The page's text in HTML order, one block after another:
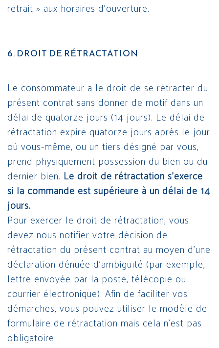
retrait » aux horaires d’ouverture.
6. DROIT DE RÉTRACTATION
Le consommateur a le droit de se rétracter du
présent contrat sans donner de motif dans un
délai de quatorze jours (14 jours). Le délai de
rétractation expire quatorze jours après le jour
où vous-même, ou un tiers désigné par vous,
prend physiquement possession du bien ou du
dernier bien. Le droit de rétractation s’exerce
si la commande est supérieure à un délai de 14
jours.
Pour exercer le droit de rétractation, vous
devez nous notifier votre décision de
rétractation du présent contrat au moyen d’une
déclaration dénuée d’ambiguïté (par exemple,
lettre envoyée par la poste, télécopie ou
courrier électronique). Afin de faciliter vos
démarches, vous pouvez utiliser le modèle de
formulaire de rétractation mais cela n’est pas
obligatoire.